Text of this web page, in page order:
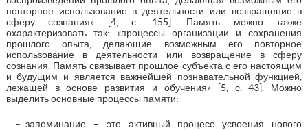
повторное использование в деятельности или возвращение в
сферу сознания» [4, с. 155]. Память можно также
охарактеризовать так: «процессы организации и сохранения
прошлого опыта, делающие возможным его повторное
использование в деятельности или возвращение в сферу
сознания. Память связывает прошлое субъекта с его настоящим
и будущим и является важнейшей познавательной функцией,
лежащей в основе развития и обучения» [5, с. 43]. Можно
выделить основные процессы памяти:
запоминание – это активный процесс усвоения нового